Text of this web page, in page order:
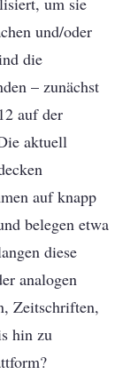
und/oder
die
– zunächst
auf der
aktuell
auf knapp
belegen etwa
diese
analogen
Zeitschriften,
hin zu